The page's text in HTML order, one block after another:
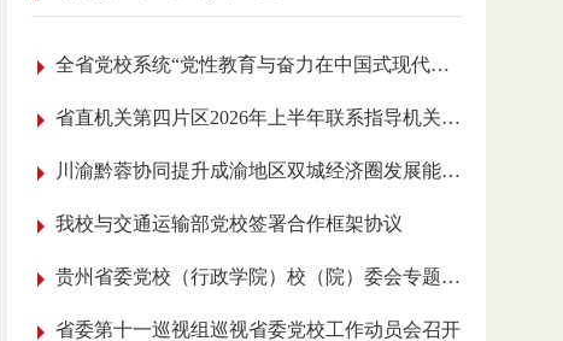
全省党校系统“党性教育与奋力在中国式现代化进程中展现贵州新风采”理论研讨会召开
省直机关第四片区2026年上半年联系指导机关党建工作会议在我校召开
川渝黔蓉协同提升成渝地区双城经济圈发展能级学术研讨会在贵阳举行
我校与交通运输部党校签署合作框架协议
贵州省委党校（行政学院）校（院）委会专题传达学习全国党校（行政学院）校长 （院长）会议精神
省委第十一巡视组巡视省委党校工作动员会召开